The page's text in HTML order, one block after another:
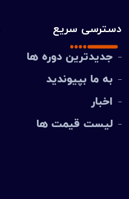
دسترسی سریع
جدیدترین دوره ها
به ما بپیوندید
اخبار
لیست قیمت ها